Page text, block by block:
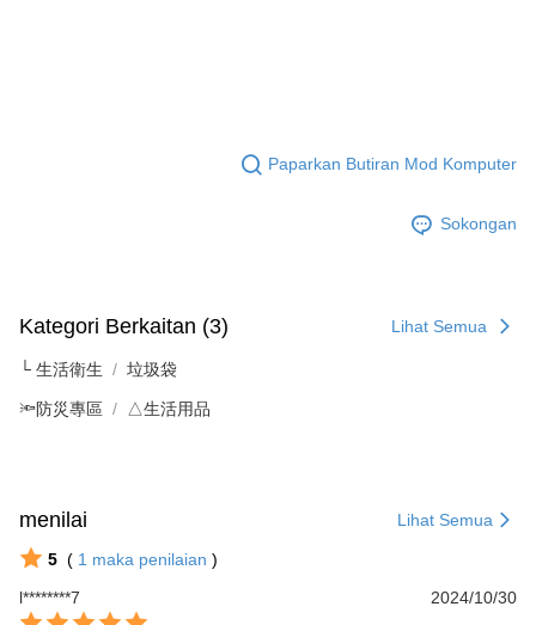
Paparkan Butiran Mod Komputer
Sokongan
Kategori Berkaitan (3) Lihat Semua
└ 生活衛生 垃圾袋
🔦防災專區 △生活用品
menilai Lihat Semua
5 ( 1 maka penilaian )
l********7
2024/10/30